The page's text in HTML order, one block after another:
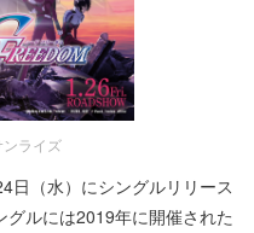
ンライズ
日（水）にシングルリリース
ルには2019年に開催された